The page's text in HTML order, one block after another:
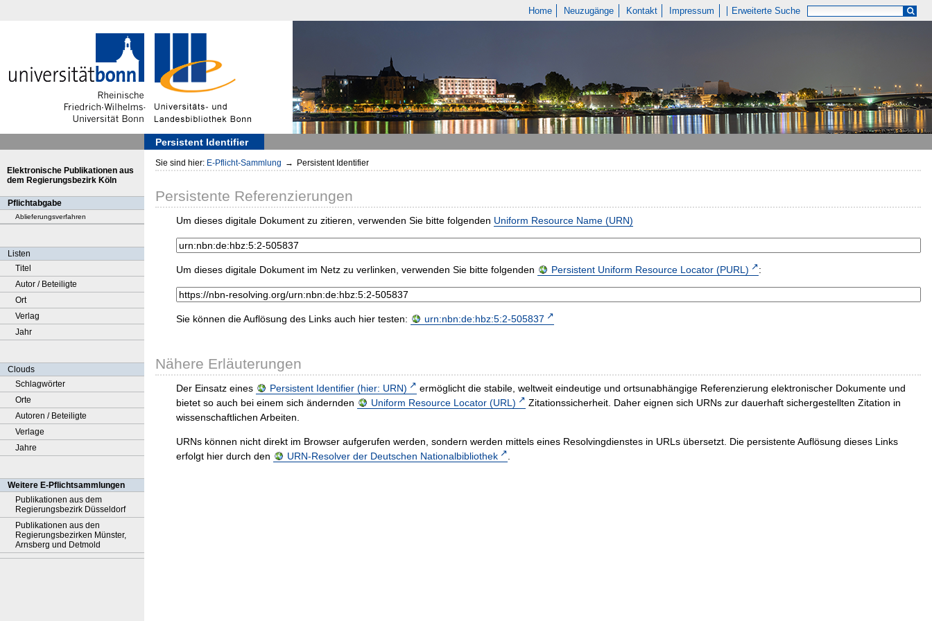
Home Neuzugänge Kontakt Impressum Erweiterte Suche
Persistent Identifier
Elektronische Publikationen aus
dem Regierungsbezirk Köln
Pflichtabgabe
Ablieferungsverfahren
Listen
Titel
Autor / Beteiligte
Ort
Verlag
Jahr
Clouds
Schlagwörter
Orte
Autoren / Beteiligte
Verlage
Jahre
Weitere E-Pflichtsammlungen
Publikationen aus dem
Regierungsbezirk Düsseldorf
Publikationen aus den
Regierungsbezirken Münster,
Arnsberg und Detmold
Sie sind hier: E-Pflicht-Sammlung → Persistent Identifier
Persistente Referenzierungen
Um dieses digitale Dokument zu zitieren, verwenden Sie bitte folgenden Uniform Resource Name (URN)
Um dieses digitale Dokument im Netz zu verlinken, verwenden Sie bitte folgenden Persistent Uniform Resource Locator (PURL) :
Sie können die Auflösung des Links auch hier testen: urn:nbn:de:hbz:5:2-505837
Nähere Erläuterungen
Der Einsatz eines Persistent Identifier (hier: URN)
ermöglicht die stabile, weltweit eindeutige und ortsunabhängige Referenzierung elektronischer Dokumente und
bietet so auch bei einem sich ändernden
Uniform Resource Locator (URL)
Zitationssicherheit. Daher eignen sich URNs zur dauerhaft sichergestellten Zitation in
wissenschaftlichen Arbeiten.
URNs können nicht direkt im Browser aufgerufen werden, sondern werden mittels eines Resolvingdienstes in URLs übersetzt. Die persistente Auflösung dieses Links
erfolgt hier durch den
URN-Resolver der Deutschen Nationalbibliothek .